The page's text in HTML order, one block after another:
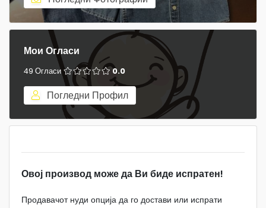
Мои Огласи
49 Огласи 0.0
Погледни Профил
Овој производ може да Ви биде испратен!
Продавачот нуди опција да го достави или испрати